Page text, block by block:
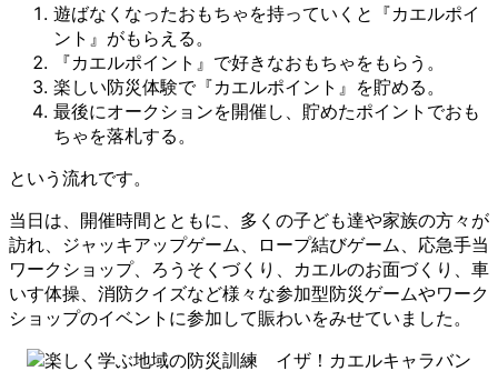
遊ばなくなったおもちゃを持っていくと『カエルポイ
ント』がもらえる。
『カエルポイント』で好きなおもちゃをもらう。
楽しい防災体験で『カエルポイント』を貯める。
最後にオークションを開催し、貯めたポイントでおも
ちゃを落札する。
という流れです。
当日は、開催時間とともに、多くの子ども達や家族の方々が
訪れ、ジャッキアップゲーム、ロープ結びゲーム、応急手当
ワークショップ、ろうそくづくり、カエルのお面づくり、車
いす体操、消防クイズなど様々な参加型防災ゲームやワーク
ショップのイベントに参加して賑わいをみせていました。